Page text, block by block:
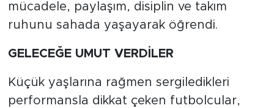
mücadele, paylaşım, disiplin ve takım
ruhunu sahada yaşayarak öğrendi.
GELECEĞE UMUT VERDİLER
Küçük yaşlarına rağmen sergiledikleri
performansla dikkat çeken futbolcular,